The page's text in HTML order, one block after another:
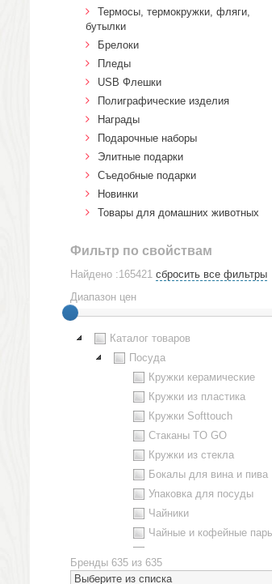
Термосы, термокружки, фляги,
бутылки
Брелоки
Пледы
USB Флешки
Полиграфические изделия
Награды
Подарочные наборы
Элитные подарки
Cъедобные подарки
Новинки
Товары для домашних животных
Фильтр по свойствам
Найдено :165421 сбросить все фильтры
Диапазон цен
Каталог товаров
Посуда
Кружки керамические
Кружки из пластика
Кружки Softtouch
Стаканы TO GO
Кружки из стекла
Бокалы для вина и пива
Упаковка для посуды
Чайники
Чайные и кофейные
Наборы посуды
Бренды 635 из 635
Выберите из списка